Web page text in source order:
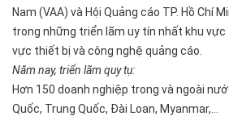
Nam (VAA) và Hội Quảng cáo TP. Hồ Chí
trong những triển lãm uy tín nhất khu vực
vực thiết bị và công nghệ quảng cáo.
Năm nay, triển lãm quy tụ:
Hơn 150 doanh nghiệp trong và ngoài
Quốc, Trung Quốc, Đài Loan, Myanmar,...